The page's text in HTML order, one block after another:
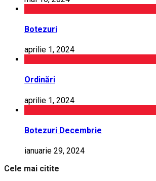
Botezuri
aprilie 1, 2024
Ordinări
aprilie 1, 2024
Botezuri Decembrie
ianuarie 29, 2024
Cele mai citite